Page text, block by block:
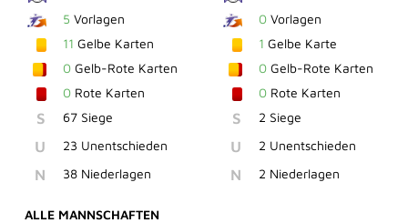
5 Vorlagen
11 Gelbe Karten
0 Gelb-Rote Karten
0 Rote Karten
S 67 Siege
U 23 Unentschieden
N 38 Niederlagen
0Vorlagen
1 Gelbe Karte
0Gelb-Rote Karten
0Rote Karten
S 2 Siege
U 2 Unentschieden
N 2 Niederlagen
ALLE MANNSCHAFTEN